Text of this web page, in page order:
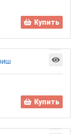
Купить
Купить